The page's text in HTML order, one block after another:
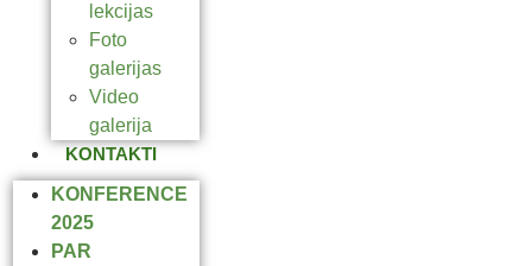
lekcijas
Foto
galerijas
Video
galerija
KONTAKTI
KONFERENCE
2025
PAR